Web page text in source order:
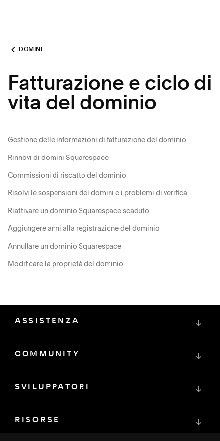
DOMINI
Fatturazione e ciclo di
vita del dominio
Gestione delle informazioni di fatturazione del dominio
Rinnovi di domini Squarespace
Commissioni di riscatto del dominio
Risolvi le sospensioni dei domini e i problemi di verifica
Riattivare un dominio Squarespace scaduto
Aggiungere anni alla registrazione del dominio
Annullare un dominio Squarespace
Modificare la proprietà del dominio
ASSISTENZA ↓
COMMUNITY ↓
SVILUPPATORI ↓
RISORSE ↓